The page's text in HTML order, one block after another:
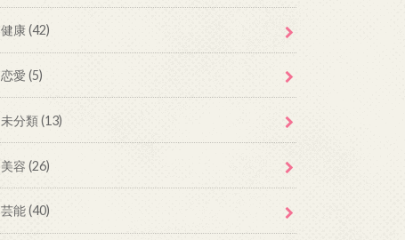
健康(42)
恋愛(5)
未分類(13)
美容(26)
芸能(40)